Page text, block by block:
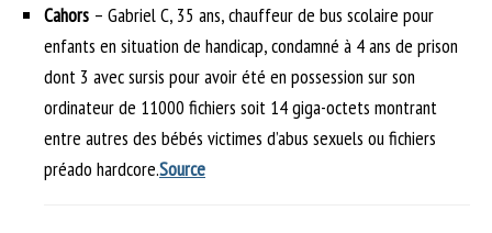
Cahors – Gabriel C, 35 ans, chauffeur de bus scolaire pour
enfants en situation de handicap, condamné à 4 ans de prison
dont 3 avec sursis pour avoir été en possession sur son
ordinateur de 11000 fichiers soit 14 giga-octets montrant
entre autres des bébés victimes d’abus sexuels ou fichiers
préado hardcore.Source